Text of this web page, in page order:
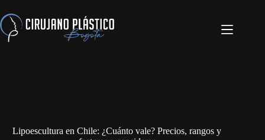
Lipoescultura en Chile: ¿Cuánto vale? Precios, rangos y